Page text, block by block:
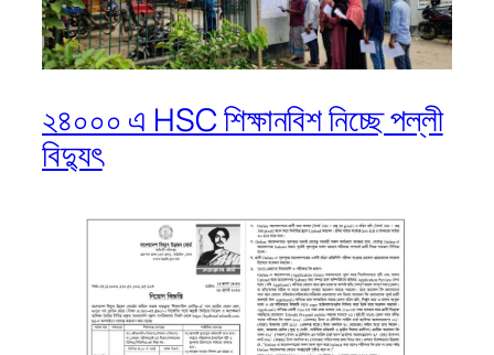
২৪০০০ এ HSC শিক্ষানবিশ নিচ্ছে পল্লী
বিদ্যুৎ